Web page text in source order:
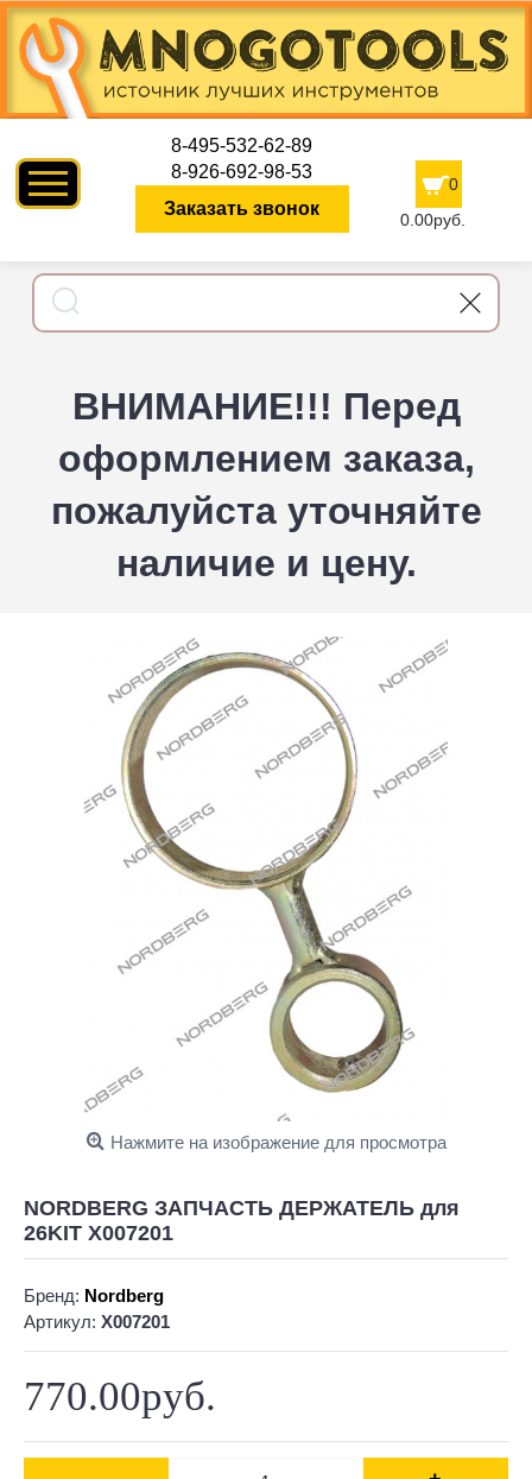
8-495-532-62-89
8-926-692-98-53
Заказать звонок
0
0.00руб.
ВНИМАНИЕ!!! Перед
оформлением заказа,
пожалуйста уточняйте
наличие и цену.
Нажмите на изображение для просмотра
NORDBERG ЗАПЧАСТЬ ДЕРЖАТЕЛЬ для
26KIT X007201
Бренд: Nordberg
Артикул: X007201
770.00руб.